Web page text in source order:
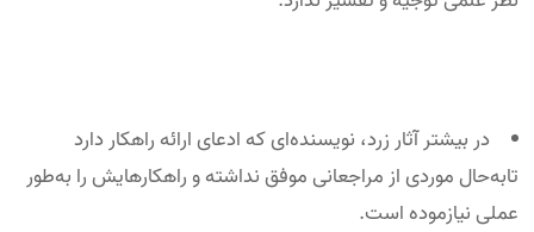
در بیشتر آثار زرد، نویسنده‌ای که ادعای ارائه راهکار دارد
تابه‌حال موردی از مراجعانی موفق نداشته و راهکارهایش را به‌طور
عملی نیازموده است.